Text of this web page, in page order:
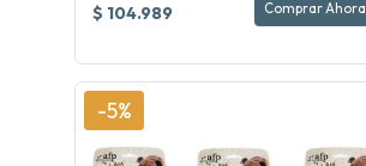
$ 104.989 Comprar Ahora
-5%